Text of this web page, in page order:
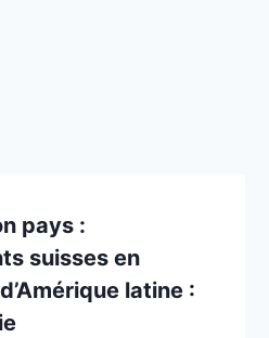
pays :
suisses en
latine :